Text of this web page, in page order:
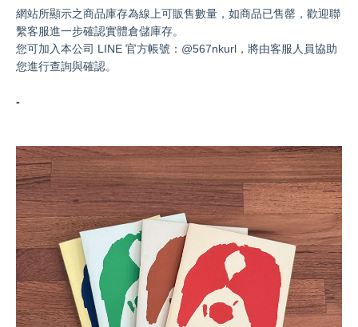
網站所顯示之商品庫存為線上可販售數量，如商品已售罄，歡迎聯
繫客服進一步確認實體倉儲庫存。
您可加入本公司 LINE 官方帳號：@567nkurl，將由客服人員協助
您進行查詢與確認。
-